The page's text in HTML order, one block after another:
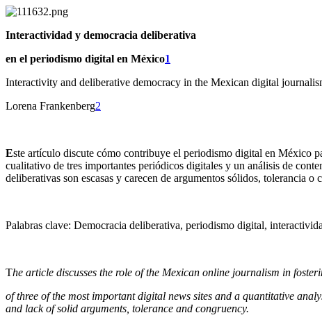
Interactividad y democracia deliberativa
en el periodismo digital en México1
Interactivity and deliberative democracy in the Mexican digital
Lorena Frankenberg2
Este artículo discute cómo contribuye el periodismo digital en México
cualitativo de tres importantes periódicos digitales y un análisis de
deliberativas son escasas y carecen de argumentos sólidos, tolerancia o
Palabras clave: Democracia deliberativa, periodismo digital,
The article discusses the role of the Mexican online journalism in
of three of the most important digital news sites and a quantitative
and lack of solid arguments, tolerance and congruency.